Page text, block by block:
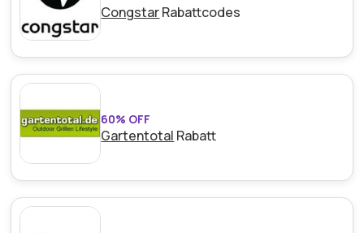
CongstarRabattcodes
60% OFF
Gartentotal Rabatt